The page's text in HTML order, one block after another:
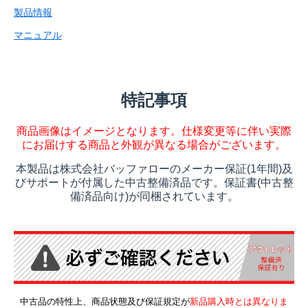
製品情報
マニュアル
特記事項
商品画像はイメージとなります。仕様変更等に伴い実際
にお届けする商品と外観が異なる場合がございます。
本製品は株式会社バッファローのメーカー保証(1年間)及
びサポートが付属した中古整備済品です。保証書(中古整
備済品向け)が同梱されています。
中古品の特性上、商品状態及び保証規定が新品購入時とは異なりま